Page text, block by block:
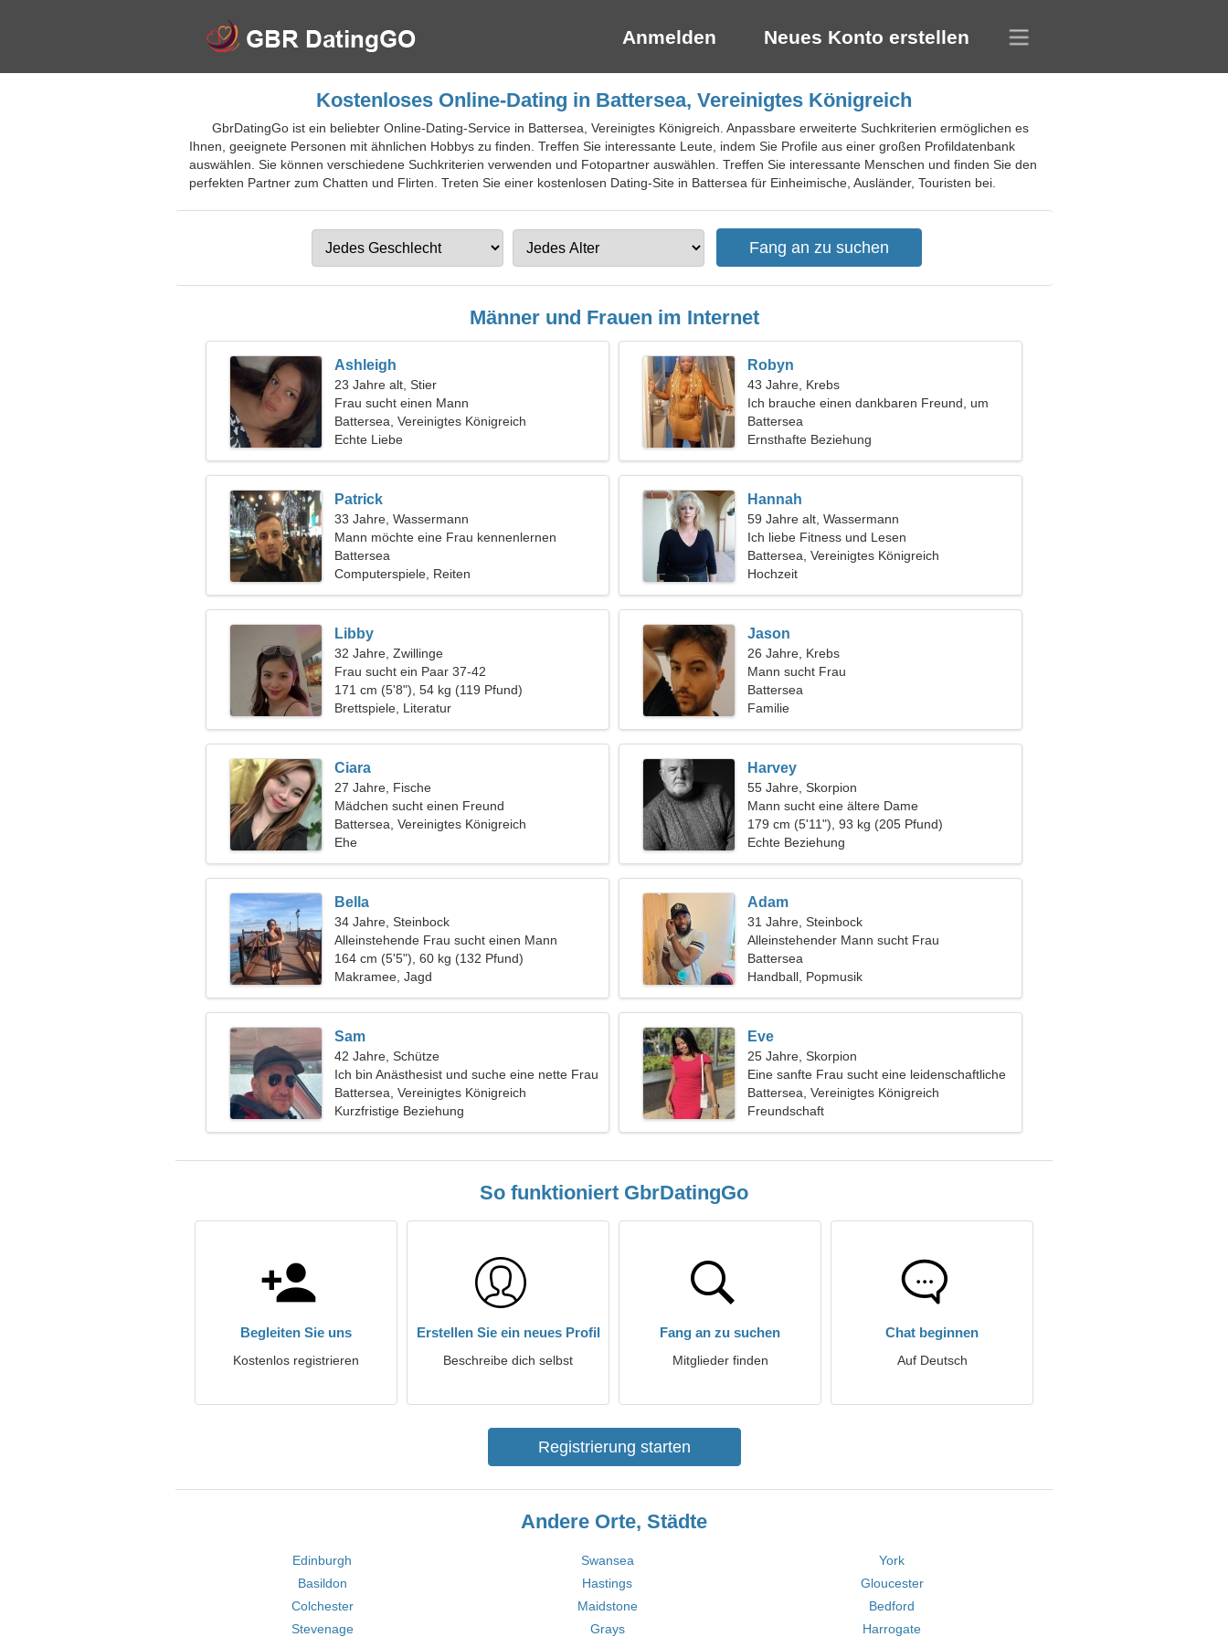
Anmelden Neues Konto erstellen
Kostenloses Online-Dating in Battersea, Vereinigtes Königreich
GbrDatingGo ist ein beliebter Online-Dating-Service in Battersea, Vereinigtes Königreich. Anpassbare erweiterte Suchkriterien ermöglichen es
Ihnen, geeignete Personen mit ähnlichen Hobbys zu finden. Treffen Sie interessante Leute, indem Sie Profile aus einer großen Profildatenbank
auswählen. Sie können verschiedene Suchkriterien verwenden und Fotopartner auswählen. Treffen Sie interessante Menschen und finden Sie den
perfekten Partner zum Chatten und Flirten. Treten Sie einer kostenlosen Dating-Site in Battersea für Einheimische, Ausländer, Touristen bei.
Männer und Frauen im Internet
Ashleigh
23 Jahre alt, Stier
Frau sucht einen Mann
Battersea, Vereinigtes Königreich
Echte Liebe
Robyn
43 Jahre, Krebs
Ich brauche einen dankbaren Freund, um
zusammen zu tanzen
Battersea
Ernsthafte Beziehung
Patrick
33 Jahre, Wassermann
Mann möchte eine Frau kennenlernen
Battersea
Computerspiele, Reiten
Hannah
59 Jahre alt, Wassermann
Ich liebe Fitness und Lesen
Battersea, Vereinigtes Königreich
Hochzeit
Libby
32 Jahre, Zwillinge
Frau sucht ein Paar 37-42
171 cm (5'8"), 54 kg (119 Pfund)
Brettspiele, Literatur
Jason
26 Jahre, Krebs
Mann sucht Frau
Battersea
Familie
Ciara
27 Jahre, Fische
Mädchen sucht einen Freund
Battersea, Vereinigtes Königreich
Ehe
Harvey
55 Jahre, Skorpion
Mann sucht eine ältere Dame
179 cm (5'11"), 93 kg (205 Pfund)
Echte Beziehung
Bella
34 Jahre, Steinbock
Alleinstehende Frau sucht einen Mann
164 cm (5'5"), 60 kg (132 Pfund)
Makramee, Jagd
Adam
31 Jahre, Steinbock
Alleinstehender Mann sucht Frau
Battersea
Handball, Popmusik
Sam
42 Jahre, Schütze
Ich bin Anästhesist und suche eine nette Frau
Battersea, Vereinigtes Königreich
Kurzfristige Beziehung
Eve
25 Jahre, Skorpion
Eine sanfte Frau sucht eine leidenschaftliche
Beziehung
Battersea, Vereinigtes Königreich
Freundschaft
So funktioniert GbrDatingGo
Begleiten Sie uns
Kostenlos registrieren
Erstellen Sie ein neues Profil
Beschreibe dich selbst
Fang an zu suchen
Mitglieder finden
Chat beginnen
Auf Deutsch
Registrierung starten
Andere Orte, Städte
Edinburgh Swansea
York
Basildon
Hastings
Gloucester
Colchester
Maidstone
Bedford
Stevenage
Grays Harrogate